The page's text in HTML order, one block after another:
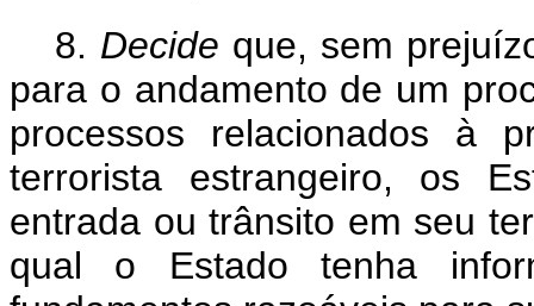
8. Decide que, sem
para o andamento de um
processos relacionados à
terrorista estrangeiro, os
entrada ou trânsito em seu
qual o Estado tenha